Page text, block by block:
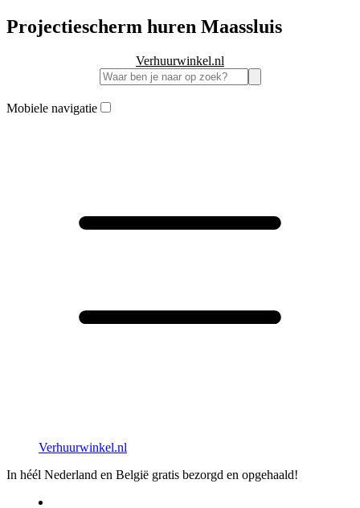
Projectiescherm huren Maassluis
Verhuurwinkel.nl
Mobiele navigatie
Verhuurwinkel.nl
In héél Nederland en België gratis bezorgd en opgehaald!